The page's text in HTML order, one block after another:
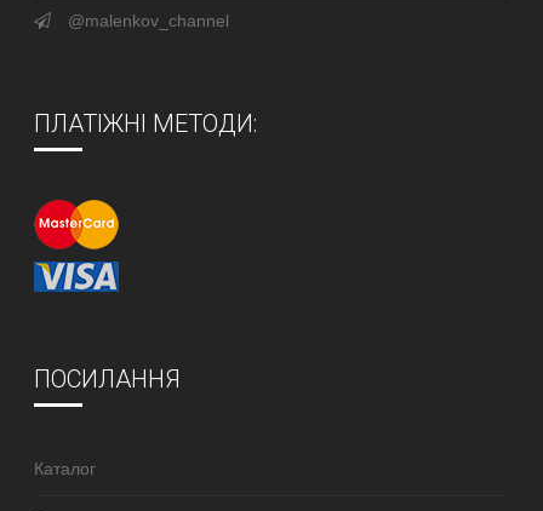
@malenkov_channel
ПЛАТІЖНІ МЕТОДИ:
ПОСИЛАННЯ
Каталог